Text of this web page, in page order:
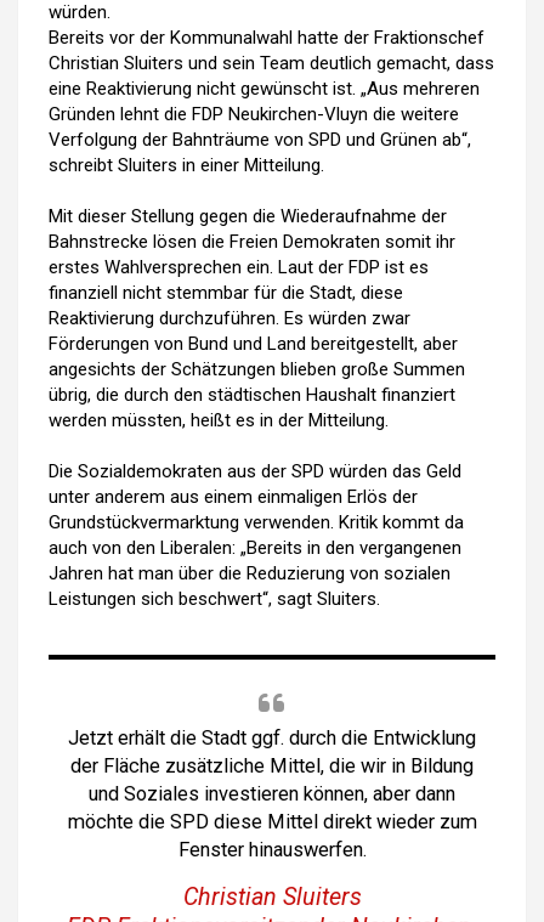
würden.
Bereits vor der Kommunalwahl hatte der Fraktionschef
Christian Sluiters und sein Team deutlich gemacht, dass
eine Reaktivierung nicht gewünscht ist. „Aus mehreren
Gründen lehnt die FDP Neukirchen-Vluyn die weitere
Verfolgung der Bahnträume von SPD und Grünen ab“,
schreibt Sluiters in einer Mitteilung.
Mit dieser Stellung gegen die Wiederaufnahme der
Bahnstrecke lösen die Freien Demokraten somit ihr
erstes Wahlversprechen ein. Laut der FDP ist es
finanziell nicht stemmbar für die Stadt, diese
Reaktivierung durchzuführen. Es würden zwar
Förderungen von Bund und Land bereitgestellt, aber
angesichts der Schätzungen blieben große Summen
übrig, die durch den städtischen Haushalt finanziert
werden müssten, heißt es in der Mitteilung.
Die Sozialdemokraten aus der SPD würden das Geld
unter anderem aus einem einmaligen Erlös der
Grundstückvermarktung verwenden. Kritik kommt da
auch von den Liberalen: „Bereits in den vergangenen
Jahren hat man über die Reduzierung von sozialen
Leistungen sich beschwert“, sagt Sluiters.
Jetzt erhält die Stadt ggf. durch die Entwicklung
der Fläche zusätzliche Mittel, die wir in Bildung
und Soziales investieren können, aber dann
möchte die SPD diese Mittel direkt wieder zum
Fenster hinauswerfen.
Christian Sluiters